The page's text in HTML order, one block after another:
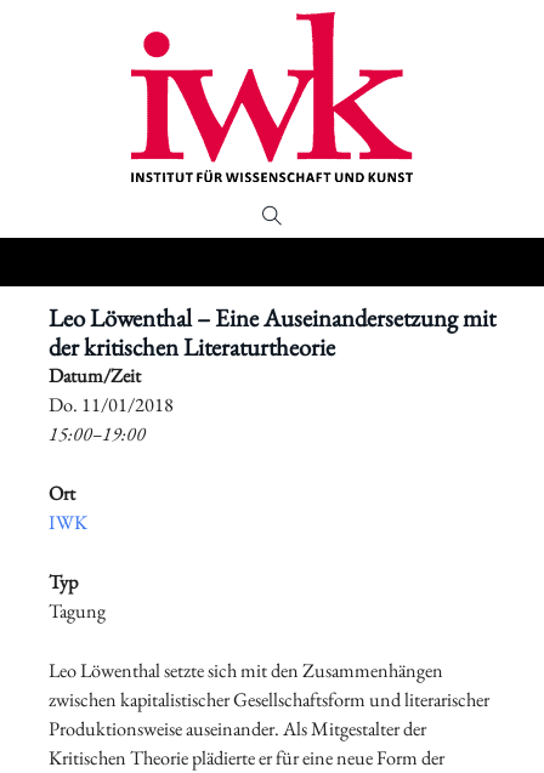
Leo Löwenthal – Eine Auseinandersetzung mit
der kritischen Literaturtheorie
Datum/Zeit
​Do. 11/01/2018
15:00–19:00
Ort
IWK
Typ
Tagung
Leo Löwenthal setzte sich mit den Zusammenhängen
zwischen kapitalistischer Gesellschaftsform und literarischer
Produktionsweise auseinander. Als Mitgestalter der
Kritischen Theorie plädierte er für eine neue Form der